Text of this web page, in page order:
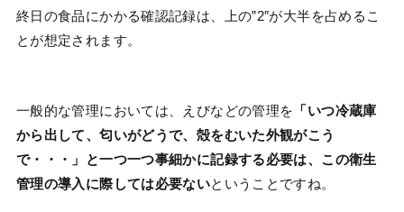
終日の食品にかかる確認記録は、上の”2″が大半を占めるこ
とが想定されます。
一般的な管理においては、えびなどの管理を 「いつ冷蔵庫
から出して、匂いがどうで、殻をむいた外観がこう
で・・・」と一つ一つ事細かに記録する必要は、この衛生
管理の導入に際しては必要ないということですね。